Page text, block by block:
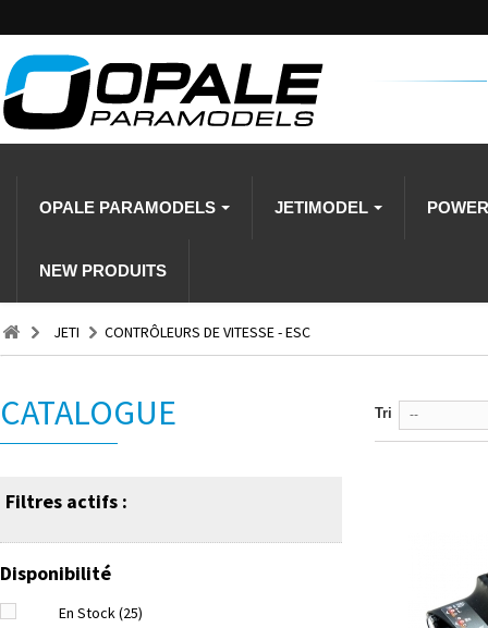
OPALE PARAMODELS JETIMODEL
NEW PRODUITS
JETI CONTRÔLEURS DE VITESSE - ESC
CATALOGUE
Filtres actifs :
Disponibilité
En Stock(25)
Tri --